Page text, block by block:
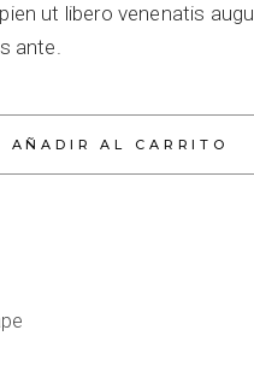
ut libero venenatis
ante.
AÑADIR AL CARRITO